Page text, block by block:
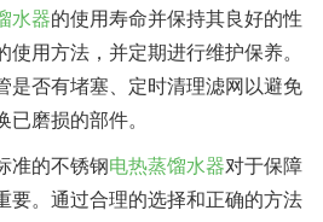
水器的使用寿命并保持其良好的性
用方法，并定期进行维护保养。
是否有堵塞、定时清理滤网以避免
磨损的部件。
准的不锈钢电热蒸馏水器对于保障
要。通过合理的选择和正确的方法